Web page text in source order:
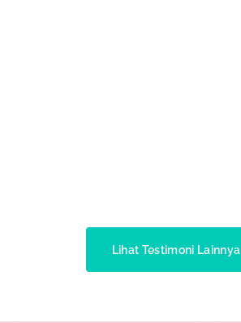
Lihat Testimoni Lainnya